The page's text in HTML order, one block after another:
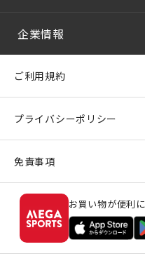
企業情報
ご利用規約
プライバシーポリシー
免責事項
お買い物が便利